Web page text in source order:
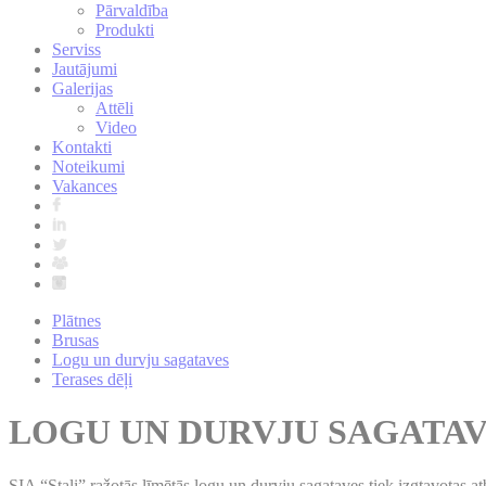
Pārvaldība
Produkti
Serviss
Jautājumi
Galerijas
Attēli
Video
Kontakti
Noteikumi
Vakances
Plātnes
Brusas
Logu un durvju sagataves
Terases dēļi
LOGU UN DURVJU